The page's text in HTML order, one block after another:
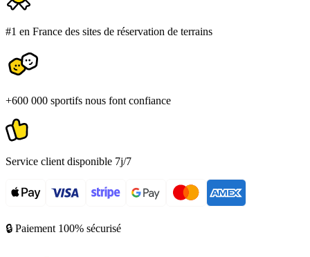
#1 en France des sites de réservation de terrains
+600 000 sportifs nous font confiance
Service client disponible 7j/7
🔒 Paiement 100% sécurisé